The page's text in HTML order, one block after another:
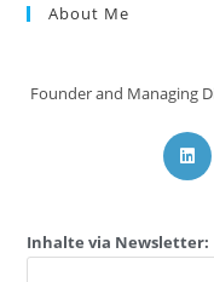
About Me
Founder and Managing
Inhalte via Newsletter: